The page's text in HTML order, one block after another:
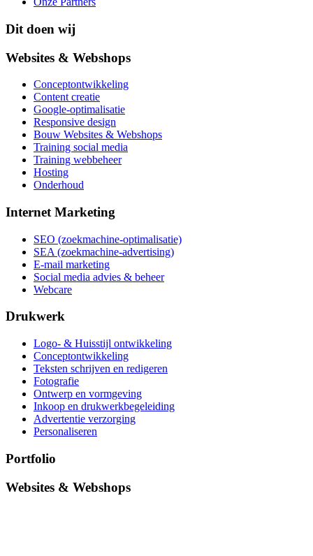
Dit doen wij
Websites & Webshops
Conceptontwikkeling
Content creatie
Google-optimalisatie
Responsive design
Bouw Websites & Webshops
Training social media
Training webbeheer
Hosting
Onderhoud
Internet Marketing
SEO (zoekmachine-optimalisatie)
SEA (zoekmachine-advertising)
E-mail marketing
Social media advies & beheer
Webcare
Drukwerk
Logo- & Huisstijl ontwikkeling
Conceptontwikkeling
Teksten schrijven en redigeren
Fotografie
Ontwerp en vormgeving
Inkoop en drukwerkbegeleiding
Advertentie verzorging
Personaliseren
Portfolio
Websites & Webshops